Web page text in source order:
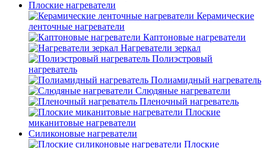
Плоские нагреватели
Керамические
ленточные нагреватели
Каптоновые нагреватели
Нагреватели зеркал
Полиэстровый
нагреватель
Полиамидный нагреватель
Слюдяные нагреватели
Пленочный нагреватель
Плоские
миканитовые нагреватели
Силиконовые нагреватели
Плоские